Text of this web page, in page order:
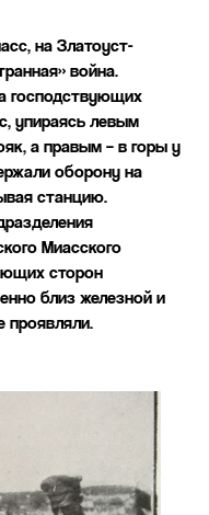
на Златоуст-
война.
господствующих
упираясь левым
а правым – в горы у
оборону на
станцию.
Миасского
сторон
близ железной и
проявляли.